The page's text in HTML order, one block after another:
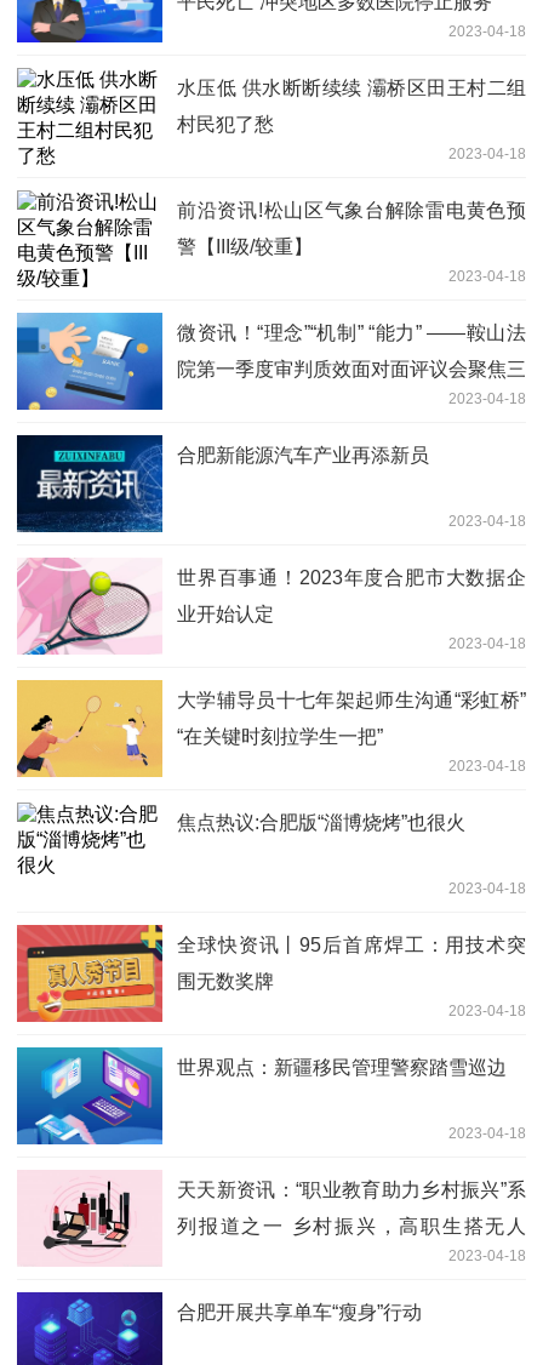
2023-04-18
水压低 供水断断续续 灞桥区田王村二组
村民犯了愁
2023-04-18
前沿资讯!松山区气象台解除雷电黄色预
警【III级/较重】
2023-04-18
微资讯！“理念”“机制” “能力” ——鞍山法
院第一季度审判质效面对面评议会聚焦三
2023-04-18
合肥新能源汽车产业再添新员
2023-04-18
世界百事通！2023年度合肥市大数据企
业开始认定
2023-04-18
大学辅导员十七年架起师生沟通“彩虹桥”
“在关键时刻拉学生一把”
2023-04-18
焦点热议:合肥版“淄博烧烤”也很火
2023-04-18
全球快资讯丨95后首席焊工：用技术突
围无数奖牌
2023-04-18
世界观点：新疆移民管理警察踏雪巡边
2023-04-18
天天新资讯：“职业教育助力乡村振兴”系
列报道之一 乡村振兴，高职生搭无人
2023-04-18
合肥开展共享单车“瘦身”行动